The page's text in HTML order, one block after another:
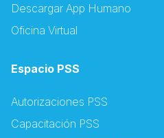
Descargar App Humano
Oficina Virtual
Espacio PSS
Autorizaciones PSS
Capacitación PSS